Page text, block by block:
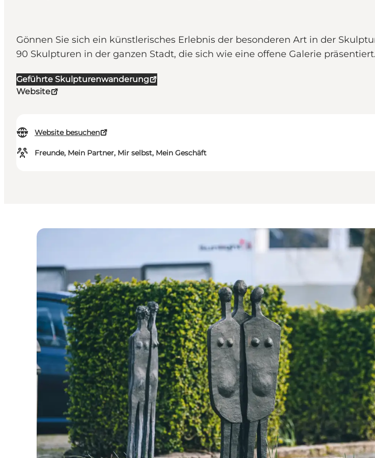
Gönnen Sie sich ein künstlerisches Erlebnis der besonderen Art in der
90 Skulpturen in der ganzen Stadt, die sich wie eine offene Galerie präsentiert.
Geführte Skulpturenwanderung
Website
Website besuchen
Freunde, Mein Partner, Mir selbst, Mein Geschäft